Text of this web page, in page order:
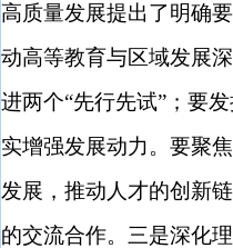
高质量发展提出了明确
动高等教育与区域发展
进两个“先行先试”；要
实增强发展动力。要聚
发展，推动人才的创新
的交流合作。三是深化